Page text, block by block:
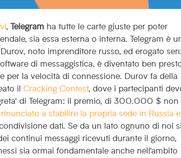
,Telegram ha tutte le carte giuste per poter
sia essa esterna o interna.Telegram è
noto imprenditore russo, ed erogato
di messaggistica, è diventato ben
per la velocità di connessione. Durov fa della
ilCracking Contest, dove i partecipanti
di Telegram: il premio, di 300.000 $ non
rinunciato a stabilire la propria sede in Russia e
dati. Se da un lato ognuno di noi
continui messaggi ricevuti durante il giorno,
sia ormai fondamentale anche nell’ambito